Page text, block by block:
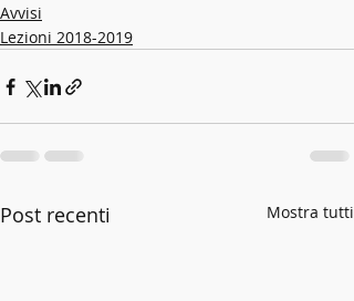
Avvisi
Lezioni 2018-2019
Post recenti Mostra tutti